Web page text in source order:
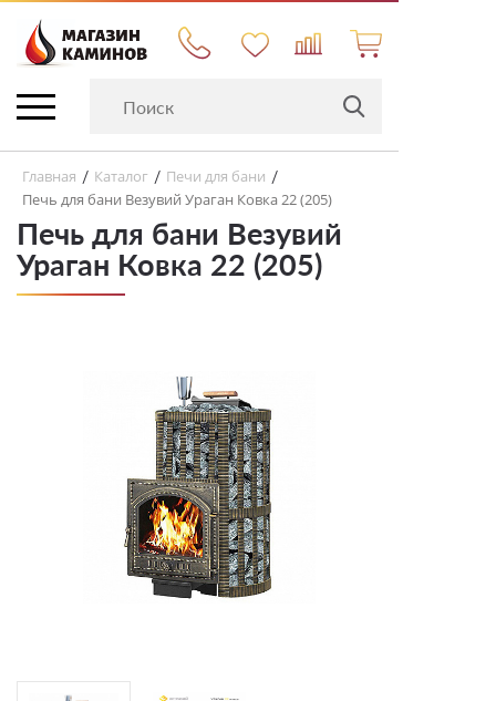
Главная / Каталог / Печи для бани /
Печь для бани Везувий Ураган Ковка 22 (205)
Печь для бани Везувий
Ураган Ковка 22 (205)